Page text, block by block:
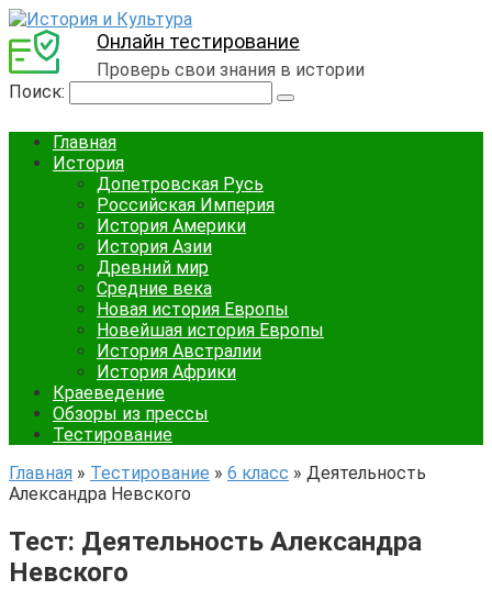
Онлайн тестирование
Проверь свои знания в истории
Поиск:
Главная
История
Допетровская Русь
Российская Империя
История Америки
История Азии
Древний мир
Средние века
Новая история Европы
Новейшая история Европы
История Австралии
История Африки
Краеведение
Обзоры из прессы
Тестирование
Главная » Тестирование » 6 класс » Деятельность
Александра Невского
Тест: Деятельность Александра
Невского